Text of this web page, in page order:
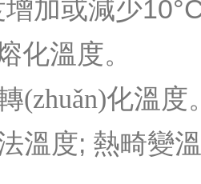
增加或減少
溫度。
(zhuǎn)化溫度
溫度; 熱畸變溫